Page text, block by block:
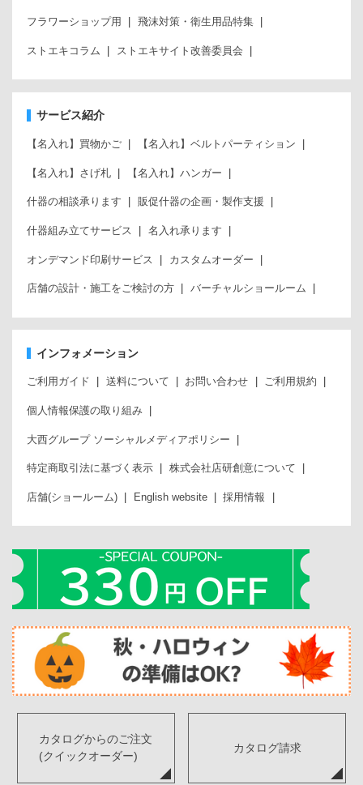
フラワーショップ用 飛沫対策・衛生用品特集
ストエキコラム ストエキサイト改善委員会
サービス紹介
【名入れ】買物かご 【名入れ】ベルトパーティション
【名入れ】さげ札 【名入れ】ハンガー
什器の相談承ります 販促什器の企画・製作支援
什器組み立てサービス 名入れ承ります
オンデマンド印刷サービス カスタムオーダー
店舗の設計・施工をご検討の方 バーチャルショールーム
インフォメーション
ご利用ガイド 送料について お問い合わせ ご利用規約
個人情報保護の取り組み
大西グループ ソーシャルメディアポリシー
特定商取引法に基づく表示 株式会社店研創意について
店舗(ショールーム) English website 採用情報
カタログからのご注文
(クイックオーダー)
カタログ請求